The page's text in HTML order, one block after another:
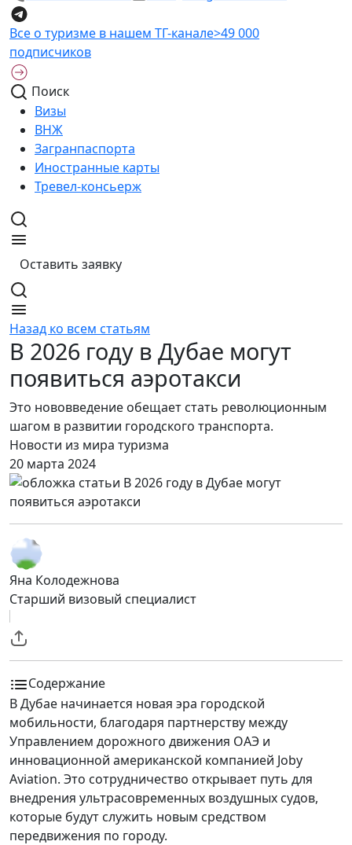
Все о туризме в нашем ТГ-канале>49 000
подписчиков
Поиск
Визы
ВНЖ
Загранпаспорта
Иностранные карты
Тревел-консьерж
Оставить заявку
Назад ко всем статьям
В 2026 году в Дубае могут
появиться аэротакси
Это нововведение обещает стать революционным
шагом в развитии городского транспорта.
Новости из мира туризма
20 марта 2024
Яна Колодежнова
Старший визовый специалист
Содержание
В Дубае начинается новая эра городской
мобильности, благодаря партнерству между
Управлением дорожного движения ОАЭ и
инновационной американской компанией Joby
Aviation. Это сотрудничество открывает путь для
внедрения ультрасовременных воздушных судов,
которые будут служить новым средством
передвижения по городу.